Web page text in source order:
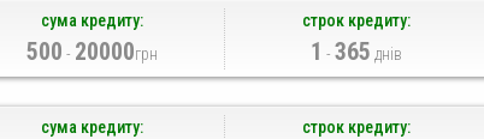
сума кредиту:
500 - 20000грн
строк кредиту:
1 -365 днів
сума кредиту: строк кредиту: